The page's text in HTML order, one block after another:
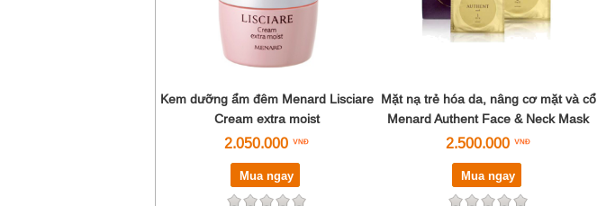
Kem dưỡng ẩm đêm Menard Lisciare
Cream extra moist
2.050.000
Mua ngay
Mặt nạ trẻ hóa da, nâng cơ mặt và cổ
Menard Authent Face & Neck Mask
2.500.000
Mua ngay